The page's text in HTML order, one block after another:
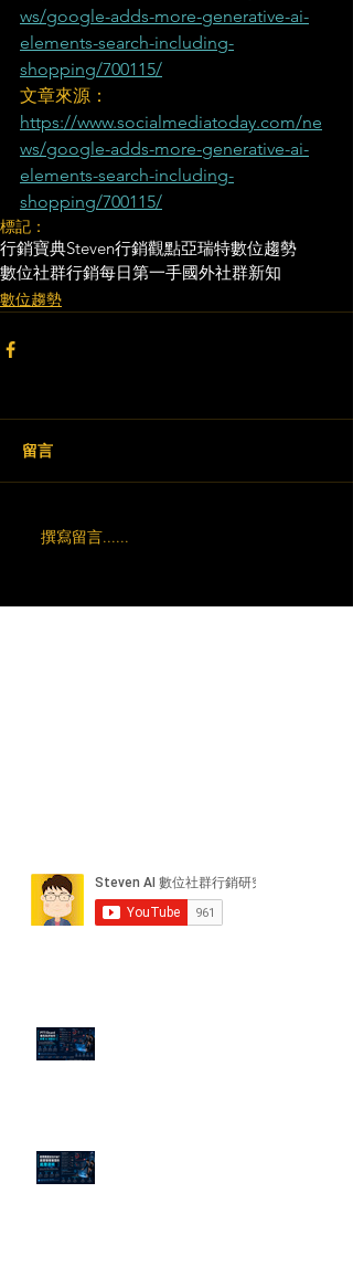
ws/google-adds-more-generative-ai-
elements-search-including-
shopping/700115/
文章來源：
https://www.socialmediatoday.com/ne
ws/google-adds-more-generative-ai-
elements-search-including-
shopping/700115/
標記：
行銷寶典Steven行銷觀點亞瑞特數位趨勢
數位社群行銷每日第一手國外社群新知
數位趨勢
留言
撰寫留言......